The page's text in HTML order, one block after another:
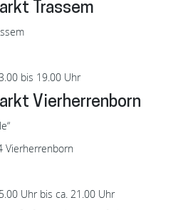
Trassem
bis 19.00 Uhr
Vierherrenborn
Vierherrenborn
Uhr bis ca. 21.00 Uhr